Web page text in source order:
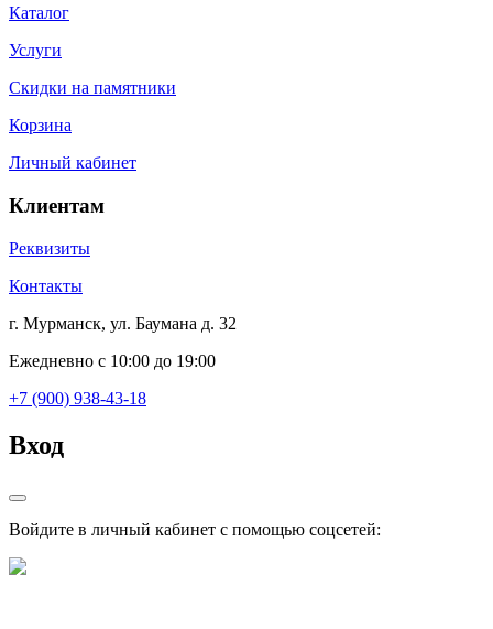
Каталог
Услуги
Скидки на памятники
Корзина
Личный кабинет
Клиентам
Реквизиты
Контакты
г. Мурманск, ул. Баумана д. 32
Ежедневно с 10:00 до 19:00
+7 (900) 938-43-18
Вход
Войдите в личный кабинет с помощью соцсетей: